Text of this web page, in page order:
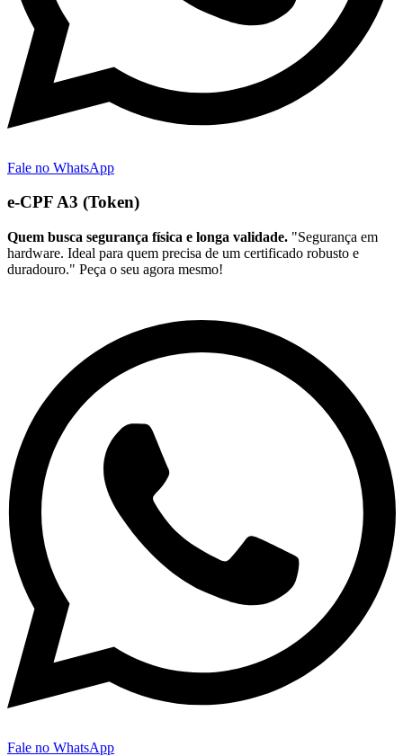
Fale no WhatsApp
e-CPF A3 (Token)
Quem busca segurança física e longa validade. "Segurança em
hardware. Ideal para quem precisa de um certificado robusto e
duradouro." Peça o seu agora mesmo!
Fale no WhatsApp